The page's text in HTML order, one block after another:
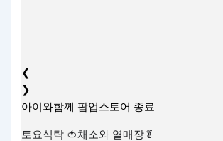
❮
❯
아이와함께 팝업스토어 종료
토요식탁 🍅채소와 열매장🥬